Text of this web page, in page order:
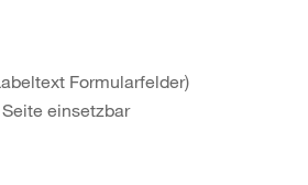
Formularfelder)
einsetzbar